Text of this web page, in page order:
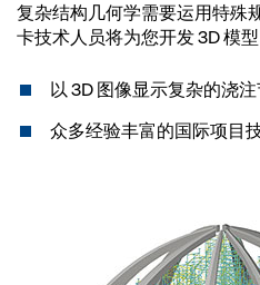
复杂结构几何学需要运用特殊
卡技术人员将为您开发 3D 模
以 3D 图像显示复杂的浇
众多经验丰富的国际项目